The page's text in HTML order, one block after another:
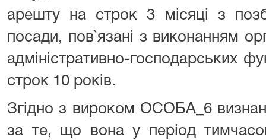
арешту на строк 3 місяці з
посади, пов`язані з виконанням
адміністративно-господарських
строк 10 років.
Згідно з вироком ОСОБА_6
за те, що вона у період